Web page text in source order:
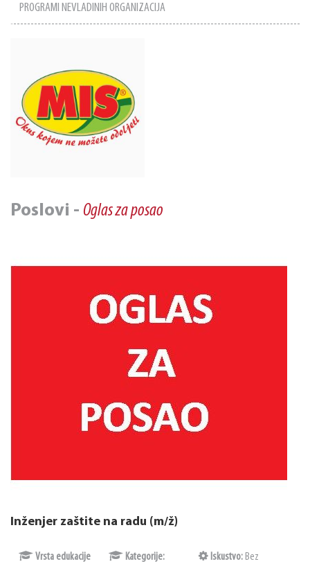
PROGRAMI NEVLADINIH ORGANIZACIJA
Poslovi - Oglas za posao
Inženjer zaštite na radu (m/ž)
Vrsta edukacije
Kategorije:
Iskustvo:Bez